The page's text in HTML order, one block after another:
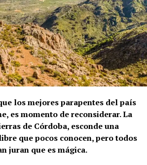
los mejores parapentes del país
es momento de reconsiderar. La
de Córdoba, esconde una
que pocos conocen, pero todos
juran que es mágica.